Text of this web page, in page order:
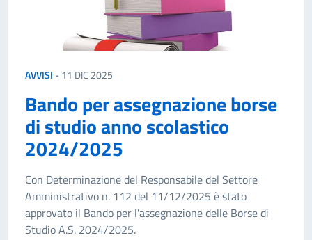
AVVISI -11 DIC 2025
Bando per assegnazione borse
di studio anno scolastico
2024/2025
Con Determinazione del Responsabile del Settore
Amministrativo n. 112 del 11/12/2025 è stato
approvato il Bando per l'assegnazione delle Borse di
Studio A.S. 2024/2025.